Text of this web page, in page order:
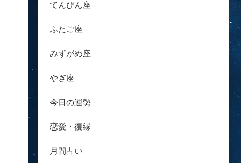
てんびん座
ふたご座
みずがめ座
やぎ座
今日の運勢
恋愛・復縁
月間占い